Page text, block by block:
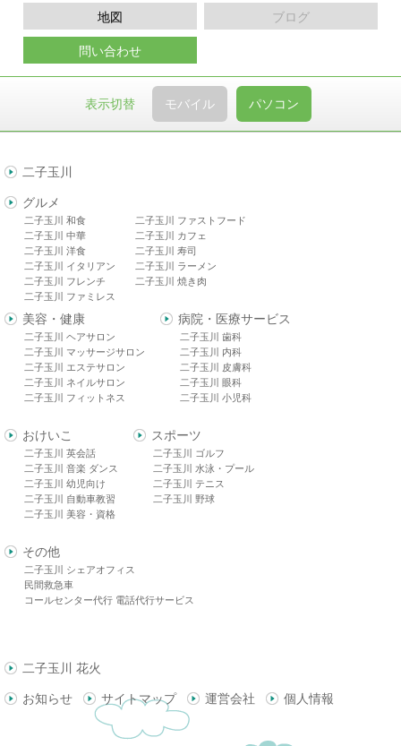
地図 ブログ
問い合わせ
表示切替 モバイル パソコン
二子玉川
グルメ
二子玉川 和食
二子玉川 中華
二子玉川 洋食
二子玉川 イタリアン
二子玉川 フレンチ
二子玉川 ファミレス
二子玉川 ファストフード
二子玉川 カフェ
二子玉川 寿司
二子玉川 ラーメン
二子玉川 焼き肉
美容・健康
二子玉川 ヘアサロン
二子玉川 マッサージサロン
二子玉川 エステサロン
二子玉川 ネイルサロン
二子玉川 フィットネス
病院・医療サービス
二子玉川 歯科
二子玉川 内科
二子玉川 皮膚科
二子玉川 眼科
二子玉川 小児科
おけいこ
二子玉川 英会話
二子玉川 音楽 ダンス
二子玉川 幼児向け
二子玉川 自動車教習
二子玉川 美容・資格
スポーツ
二子玉川 ゴルフ
二子玉川 水泳・プール
二子玉川 テニス
二子玉川 野球
その他
二子玉川 シェアオフィス
民間救急車
コールセンター代行 電話代行サービス
二子玉川 花火
お知らせ サイトマップ 運営会社 個人情報